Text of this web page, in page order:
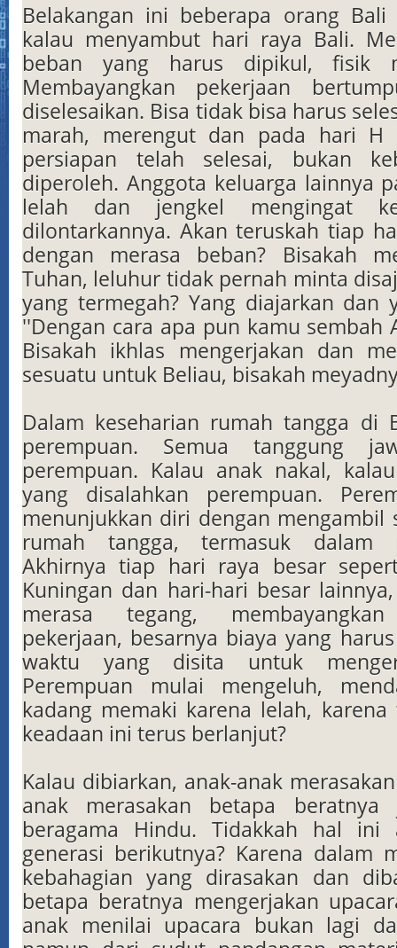
Belakangan ini beberapa orang
kalau menyambut hari raya Bali.
beban yang harus dipikul, fisik
Membayangkan pekerjaan
diselesaikan. Bisa tidak bisa harus
marah, merengut dan pada hari H
persiapan telah selesai, bukan
diperoleh. Anggota keluarga lainnya
lelah dan jengkel mengingat
dilontarkannya. Akan teruskah tiap
dengan merasa beban? Bisakah
Tuhan, leluhur tidak pernah minta
yang termegah? Yang diajarkan dan
''Dengan cara apa pun kamu sembah
Bisakah ikhlas mengerjakan dan
sesuatu untuk Beliau, bisakah
Dalam keseharian rumah tangga di
perempuan. Semua tanggung
perempuan. Kalau anak nakal,
yang disalahkan perempuan.
menunjukkan diri dengan mengambil
rumah tangga, termasuk dalam
Akhirnya tiap hari raya besar
Kuningan dan hari-hari besar
merasa tegang,
pekerjaan, besarnya biaya yang
waktu yang disita untuk
Perempuan mulai mengeluh,
kadang memaki karena lelah, karena
keadaan ini terus berlanjut?
Kalau dibiarkan, anak-anak
anak merasakan betapa
beragama Hindu. Tidakkah hal ini
generasi berikutnya? Karena dalam
kebahagian yang dirasakan dan
betapa beratnya mengerjakan
anak menilai upacara bukan lagi